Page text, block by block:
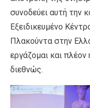
συνοδεύει αυτή την
Εξειδικευμένο
Πλακούντα στην
εργάζομαι και πλέον
διεθνώς.